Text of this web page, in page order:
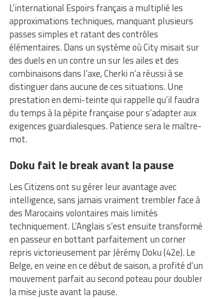
L’international Espoirs français a multiplié les
approximations techniques, manquant plusieurs
passes simples et ratant des contrôles
élémentaires. Dans un système où City misait sur
des duels en un contre un sur les ailes et des
combinaisons dans l’axe, Cherki n’a réussi à se
distinguer dans aucune de ces situations. Une
prestation en demi-teinte qui rappelle qu’il faudra
du temps à la pépite française pour s’adapter aux
exigences guardialesques. Patience sera le maître-
mot.
Doku fait le break avant la pause
Les Citizens ont su gérer leur avantage avec
intelligence, sans jamais vraiment trembler face à
des Marocains volontaires mais limités
techniquement. L’Anglais s’est ensuite transformé
en passeur en bottant parfaitement un corner
repris victorieusement par Jérémy Doku (42e). Le
Belge, en veine en ce début de saison, a profité d’un
mouvement parfait au second poteau pour doubler
la mise juste avant la pause.